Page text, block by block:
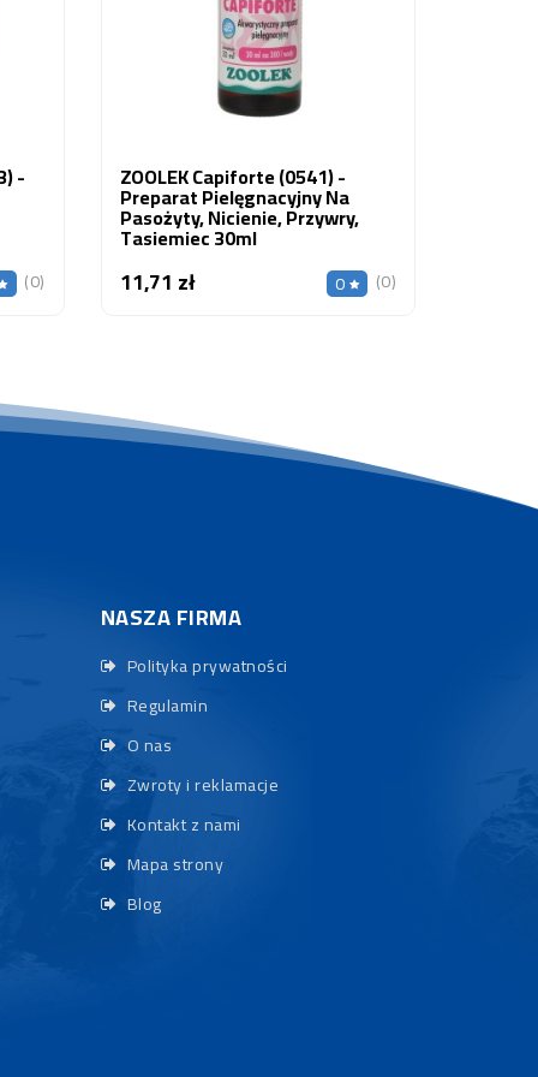
-
(0)
ZOOLEK Capiforte (0541) -
Preparat Pielęgnacyjny Na
Pasożyty, Nicienie, Przywry,
Tasiemiec 30ml
11,71 złCena 0 (0)
NASZA FIRMA
Polityka prywatności
Regulamin
O nas
Zwroty i reklamacje
Kontakt z nami
Mapa strony
Blog